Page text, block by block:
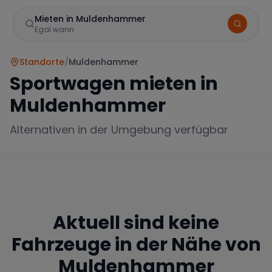
Mieten in Muldenhammer
Egal wann
Mercedes BMW Audi
Standorte/Muldenhammer
Sportwagen mieten in
Muldenhammer
Alternativen in der Umgebung verfügbar
Aktuell sind keine
Fahrzeuge in der Nähe von
Muldenhammer